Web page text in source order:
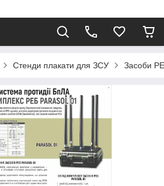
Стенди плакати для ЗСУ Засоби